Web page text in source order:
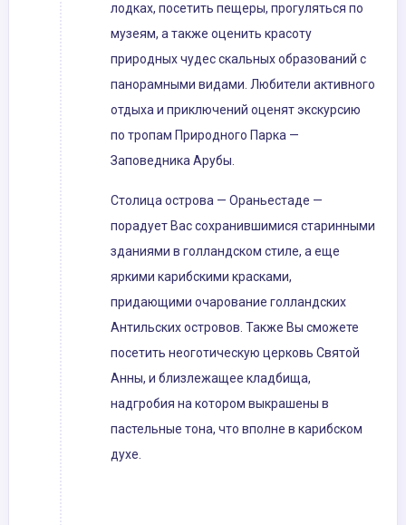
лодках, посетить пещеры, прогуляться по
музеям, а также оценить красоту
природных чудес скальных образований с
панорамными видами. Любители активного
отдыха и приключений оценят экскурсию
по тропам Природного Парка —
Заповедника Арубы.
Столица острова — Ораньестаде —
порадует Вас сохранившимися старинными
зданиями в голландском стиле, а еще
яркими карибскими красками,
придающими очарование голландских
Антильских островов. Также Вы сможете
посетить неоготическую церковь Святой
Анны, и близлежащее кладбища,
надгробия на котором выкрашены в
пастельные тона, что вполне в карибском
духе.